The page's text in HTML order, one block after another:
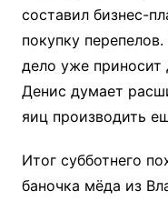
составил бизнес-
покупку
дело уже приносит
Денис думает
яиц производить
Итог субботнего
баночка мёда из